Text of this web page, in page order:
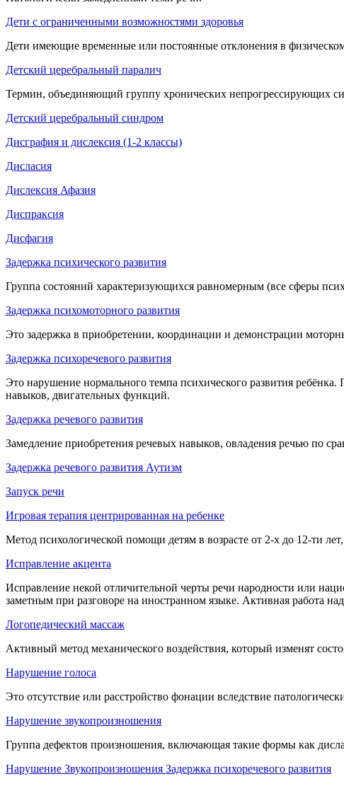
Дети с ограниченными возможностями здоровья
Дети имеющие временные или постоянные отклонения в
Детский церебральный паралич
Термин, объединяющий группу хронических непрогрессирующих
Детский церебральный синдром
Дисграфия и дислексия (1-2 классы)
Дисласия
Дислексия Афазия
Диспраксия
Дисфагия
Задержка психического развития
Группа состояний характеризующихся равномерным (все сферы
Задержка психомоторного развития
Это задержка в приобретении, координации и демонстрации
Задержка психоречевого развития
Это нарушение нормального темпа психического развития
навыков, двигательных функций.
Задержка речевого развития
Замедление приобретения речевых навыков, овладения речью по
Задержка речевого развития Аутизм
Запуск речи
Игровая терапия центрированная на ребенке
Метод психологической помощи детям в возрасте от 2-х до 12-ти
Исправление акцента
Исправление некой отличительной черты речи народности или
заметным при разговоре на иностранном языке. Активная работа
Логопедический массаж
Активный метод механического воздействия, который изменят
Нарушение голоса
Это отсутствие или расстройство фонации вследствие
Нарушение звукопроизношения
Группа дефектов произношения, включающая такие формы как
Нарушение Звукопроизношения Задержка психоречевого развития